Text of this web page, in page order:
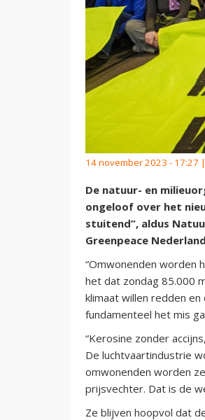
14 november 2023 - 17:27
De natuur- en
ongeloof over het
stuitend”, aldus
Greenpeace
“Omwonenden worden
het dat zondag 85.000
klimaat willen redden
fundamenteel het mis
“Kerosine zonder
De luchtvaartindustrie
omwonenden worden
prijsvechter. Dat is de
Ze blijven hoopvol dat